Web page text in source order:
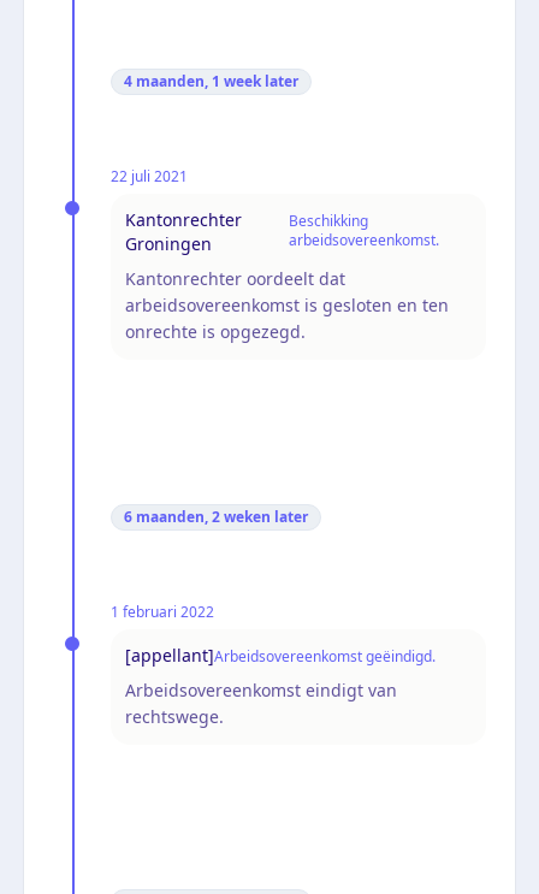
4 maanden, 1 week later
22 juli 2021
Kantonrechter
Groningen
Beschikking
arbeidsovereenkomst.
Kantonrechter oordeelt dat
arbeidsovereenkomst is gesloten en ten
onrechte is opgezegd.
6 maanden, 2 weken later
1 februari 2022
[appellant]Arbeidsovereenkomst geëindigd.
Arbeidsovereenkomst eindigt van
rechtswege.